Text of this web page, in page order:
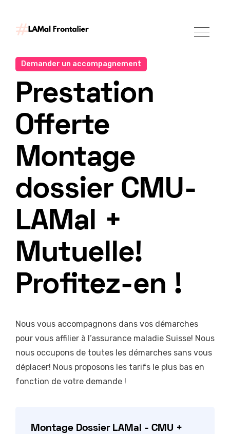
Demander un accompagnement
Prestation
Offerte
Montage
dossier CMU-
LAMal +
Mutuelle!
Profitez-en !
Nous vous accompagnons dans vos démarches
pour vous affilier à l’assurance maladie Suisse! Nous
nous occupons de toutes les démarches sans vous
déplacer! Nous proposons les tarifs le plus bas en
fonction de votre demande !
Montage Dossier LAMal - CMU +